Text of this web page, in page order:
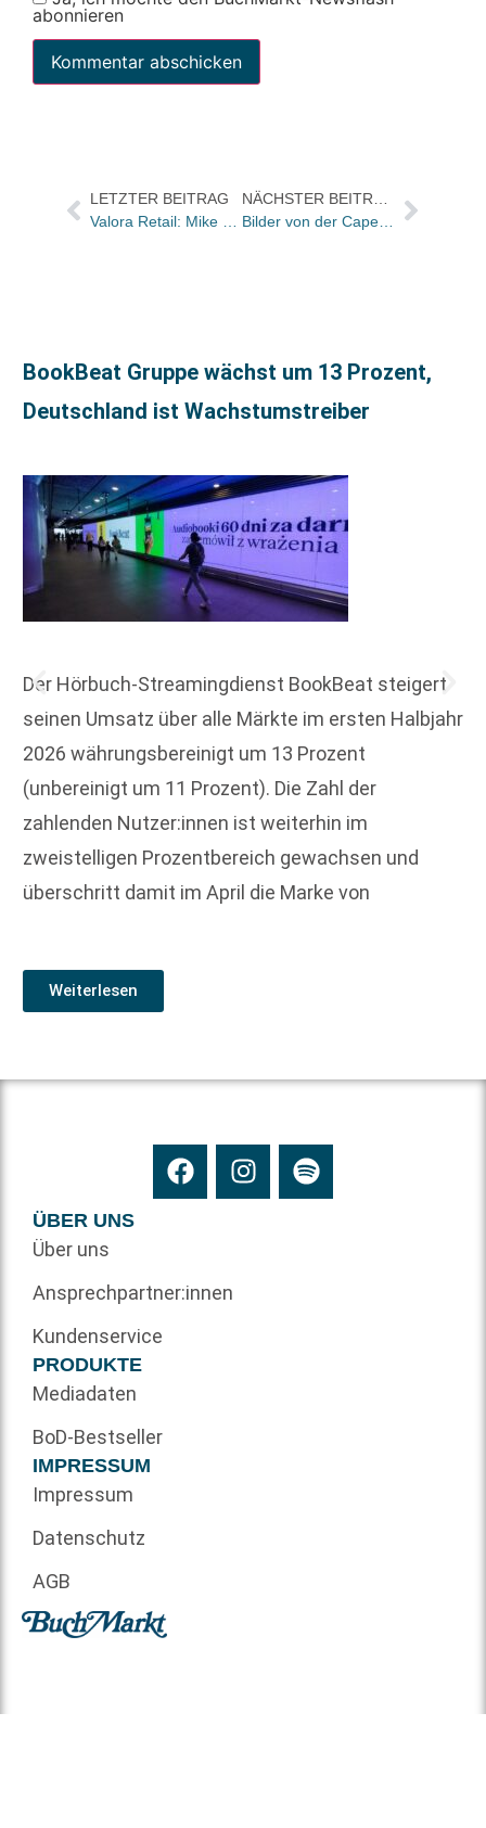
abonnieren
LETZTER BEITRAG
BookBeat Gruppe wächst um 13 Prozent,
Deutschland ist Wachstumstreiber
Der Hörbuch-Streamingdienst BookBeat steigert
seinen Umsatz über alle Märkte im ersten Halbjahr
2026 währungsbereinigt um 13 Prozent
(unbereinigt um 11 Prozent). Die Zahl der
zahlenden Nutzer:innen ist weiterhin im
zweistelligen Prozentbereich gewachsen und
überschritt damit im April die Marke von
Weiterlesen
ÜBER UNS
Über uns
Ansprechpartner:innen
Kundenservice
PRODUKTE
Mediadaten
BoD-Bestseller
IMPRESSUM
Impressum
Datenschutz
AGB